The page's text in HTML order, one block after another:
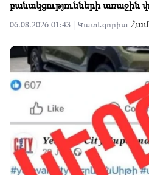
բանակցությունների առաջին
06.08.2026 01:43 | Կատեգորիա